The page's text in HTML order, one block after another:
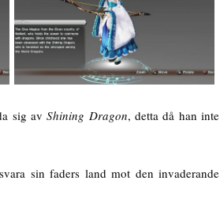
sig avShining Dragon, detta då han inte
sin faders land mot den invaderande